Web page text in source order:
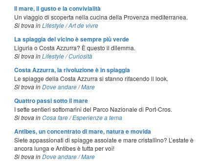
Il mare, il gusto e la convivialità
Un viaggio di scoperta nella cucina della Provenza mediterranea.
Si trova in Lifestyle /Art de vivre
La spiaggia del vicino è sempre più verde
Liguria o Costa Azzurra? È questo il dilemma.
Si trova in Lifestyle /Curiosità
Costa Azzurra, la rivoluzione è in spiaggia
Le spiagge della Costa Azzurra si stanno rifacendo il look.
Si trova in Dove andare /Mare
Quattro passi sotto il mare
I sette sentieri sottomarini del Parco Nazionale di Port-Cros.
Si trova in Cosa fare /Esperienze a tema
Antibes, un concentrato di mare, natura e movida
Siete appassionati di spiagge assolate e mare cristallino? L’estate è
ancora lunga e Antibes è tutta per voi!
Si trova in Dove andare /Mare